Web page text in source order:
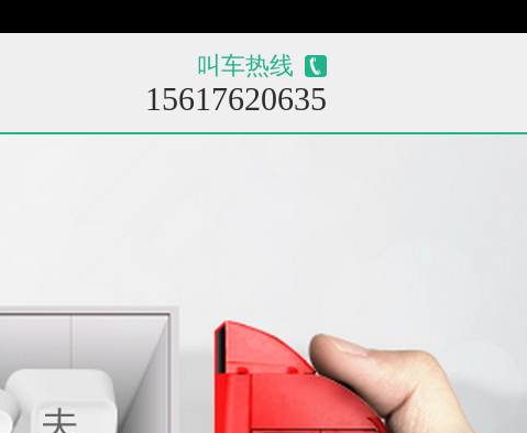
叫车热线
15617620635